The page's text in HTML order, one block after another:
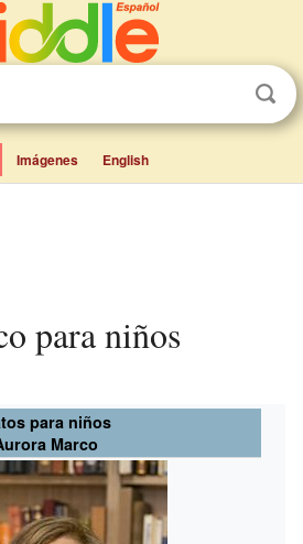
Imágenes English
para niños
para niños
Marco